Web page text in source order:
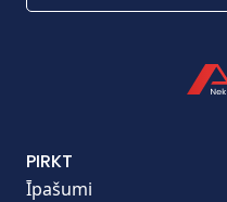
PIRKT
Īpašumi